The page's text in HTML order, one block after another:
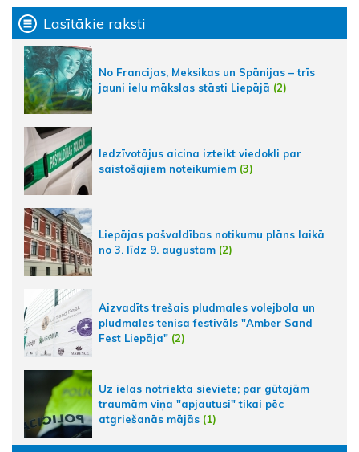
Lasītākie raksti
No Francijas, Meksikas un Spānijas – trīs
jauni ielu mākslas stāsti Liepājā (2)
Iedzīvotājus aicina izteikt viedokli par
saistošajiem noteikumiem (3)
Liepājas pašvaldības notikumu plāns laikā
no 3. līdz 9. augustam (2)
Aizvadīts trešais pludmales volejbola un
pludmales tenisa festivāls "Amber Sand
Fest Liepāja" (2)
Uz ielas notriekta sieviete; par gūtajām
traumām viņa "apjautusi" tikai pēc
atgriešanās mājās (1)